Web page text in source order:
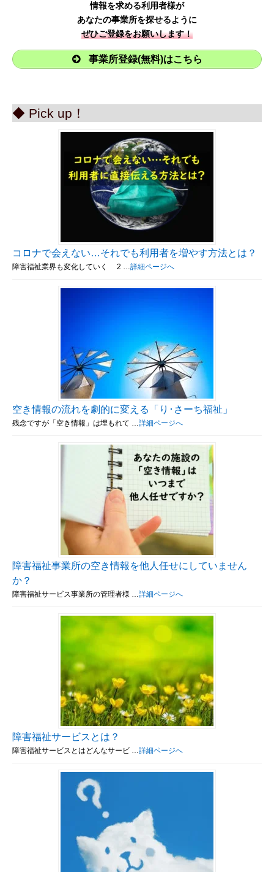
情報を求める利用者様が
あなたの事業所を探せるように
ぜひご登録をお願いします！
事業所登録(無料)はこちら
◆ Pick up！
コロナで会えない…それでも利用者を増やす方法とは？
障害福祉業界も変化していく 2 …詳細ページへ
空き情報の流れを劇的に変える「り･さーち福祉」
残念ですが「空き情報」は埋もれて …詳細ページへ
障害福祉事業所の空き情報を他人任せにしていません
か？
障害福祉サービス事業所の管理者様 …詳細ページへ
障害福祉サービスとは？
障害福祉サービスとはどんなサービ …詳細ページへ